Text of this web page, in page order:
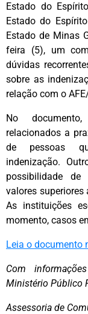
Estado do
Estado do
Estado de Minas
feira (5), um
dúvidas
sobre as
relação com o
No
relacionados a
de pessoas
indenização.
possibilidade de
valores superiores
As instituições
momento, casos
Leia o documento
Com
Ministério Público
Assessoria de